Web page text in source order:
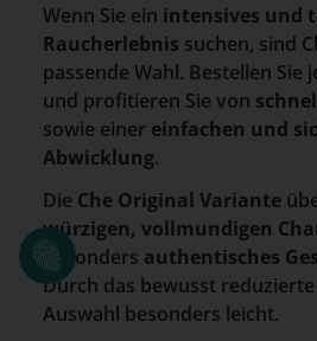
Wenn Sie ein intensives und
Raucherlebnis suchen, sind
passende Wahl. Bestellen Sie
und profitieren Sie von
sowie einer einfachen und
Abwicklung.
Die Che Original Variante
würzigen, vollmundigen
besonders authentisches
Durch das bewusst
Auswahl besonders leicht.